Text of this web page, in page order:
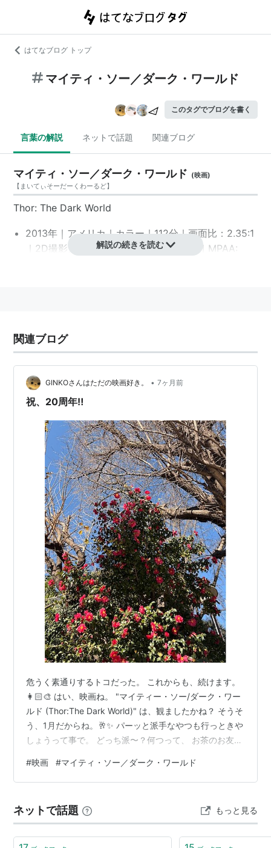
はてなブログ トップ
マイティ・ソー／ダーク・ワールド
このタグでブログを書く
言葉の解説 ネットで話題 関連ブログ
マイティ・ソー／ダーク・ワールド (映画)
【 まいてぃそーだーくわーるど】
Thor: The Dark World
2013年｜アメリカ｜カラー｜112分｜画面比：2.35:1
｜2D撮影／2D・3D上映作品｜映倫：G｜MPAA:
製作：ケヴィン・ファイギ
製作総指揮：ヴィクトリア・アロンソ、ルイス・デ
スポジート、アラン・ファイン、ナイジェル・ゴス
トゥロウ、クレイグ・カイル、スタン・リー
脚本：クリストファー・L・ヨスト
原作：
スタン・リー、ラリー・リーバー、ジャッ
ク・カービー
撮影：クレイマー・モーゲンソー
編集：コンラッド・バフIV世、マルコム・ジェイミソ
音楽：カーター・バーウェル
キャスト
クリス・ヘムズワース
ナタリー・ポートマン
トム・ヒドルストン
カット・デニングス
ザカリー・レヴィ
アンソニー・ホプキンス
ジェイミー・アレクサンダー
イドリス・エルバ
ステラン・スカルスガルド
レイ・スティーヴンソン
クリス・オダウド
クリストファー・エクルストン
地球の命運をかけた『アベンジャーズ』ニューヨ
ークの戦いから1年―。いま、全宇宙の存亡をかけ
解説の続きを読む
関連ブログ
GINKOさんはただの映画好き。 • 7ヶ月前
祝、20周年‼️
危うく素通りするトコだった。 これからも、続けます。
👩🏻‍🎨 はい、映画ね。 "マイティー・ソー/ダーク・ワー
ルド (Thor:The Dark World)" は、観ましたかね？ そうそ
う、1月だからね。🥂✨ パーッと派手なやつも行っときや
しょうって事で。 どっち派〜？何つって、 お茶のお友に
んはソーかなぁ… 聞いてないか。 つーかさぁ、 何だか風
が強いって言っても春っぽいよねぇ ☘️ ｡｡ もう極寒終わ
お気を付けて、連休楽しんで〜 🎶 ランキング参加中goo
からきました ランキン…
#映画 #マイティ・ソー／ダーク・ワールド
ネットで話題 もっと見る